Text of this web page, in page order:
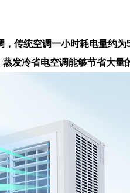
传统空调一小时耗电量约为
发冷省电空调能够节省大量